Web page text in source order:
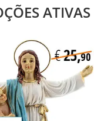
ATIVAS